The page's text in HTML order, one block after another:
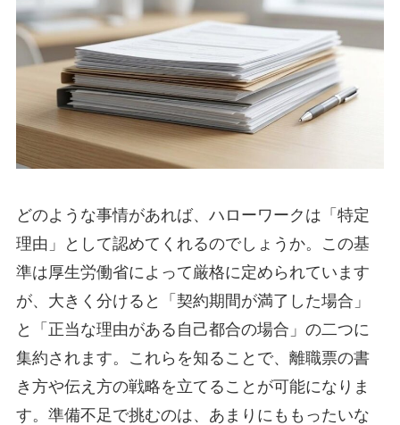
どのような事情があれば、ハローワークは「特定
理由」として認めてくれるのでしょうか。この基
準は厚生労働省によって厳格に定められています
が、大きく分けると「契約期間が満了した場合」
と「正当な理由がある自己都合の場合」の二つに
集約されます。これらを知ることで、離職票の書
き方や伝え方の戦略を立てることが可能になりま
す。準備不足で挑むのは、あまりにももったいな